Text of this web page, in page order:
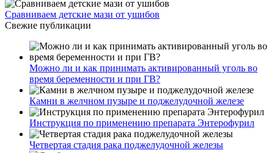
Сравниваем детские мази от ушибов
Свежие публикации
Можно ли и как принимать активированный уголь во
время беременности и при ГВ?
Камни в желчном пузыре и поджелудочной железе
Инструкция по применению препарата Энтерофурил
Четвертая стадия рака поджелудочной железы